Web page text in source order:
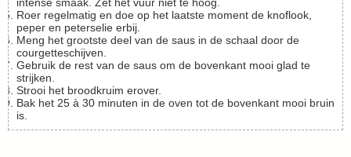
intense smaak. Zet het vuur niet te hoog.
Roer regelmatig en doe op het laatste moment de knoflook,
peper en peterselie erbij.
Meng het grootste deel van de saus in de schaal door de
courgetteschijven.
Gebruik de rest van de saus om de bovenkant mooi glad te
strijken.
Strooi het broodkruim erover.
Bak het 25 à 30 minuten in de oven tot de bovenkant mooi bruin
is.